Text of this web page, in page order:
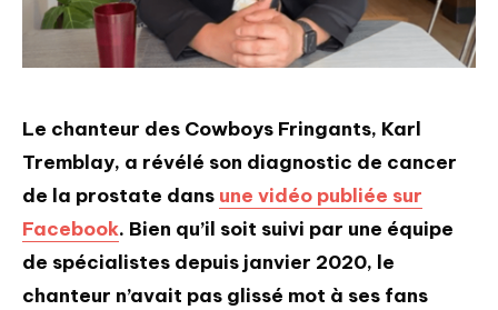
Le chanteur des Cowboys Fringants, Karl
Tremblay, a révélé son diagnostic de cancer
de la prostate dans une vidéo publiée sur
Facebook. Bien qu’il soit suivi par une équipe
de spécialistes depuis janvier 2020, le
chanteur n’avait pas glissé mot à ses fans